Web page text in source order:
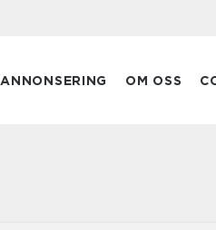
ANNONSERING OM OSS